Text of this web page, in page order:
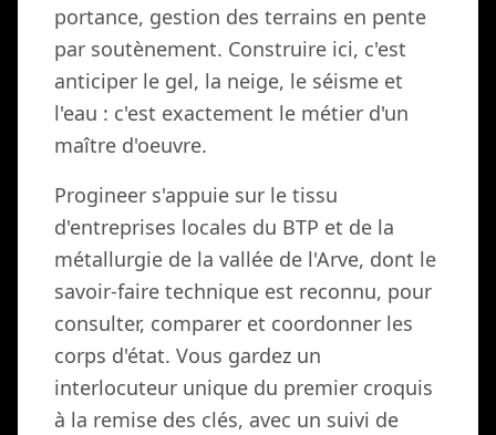
portance, gestion des terrains en pente
par soutènement. Construire ici, c'est
anticiper le gel, la neige, le séisme et
l'eau : c'est exactement le métier d'un
maître d'oeuvre.
Progineer s'appuie sur le tissu
d'entreprises locales du BTP et de la
métallurgie de la vallée de l'Arve, dont le
savoir-faire technique est reconnu, pour
consulter, comparer et coordonner les
corps d'état. Vous gardez un
interlocuteur unique du premier croquis
à la remise des clés, avec un suivi de